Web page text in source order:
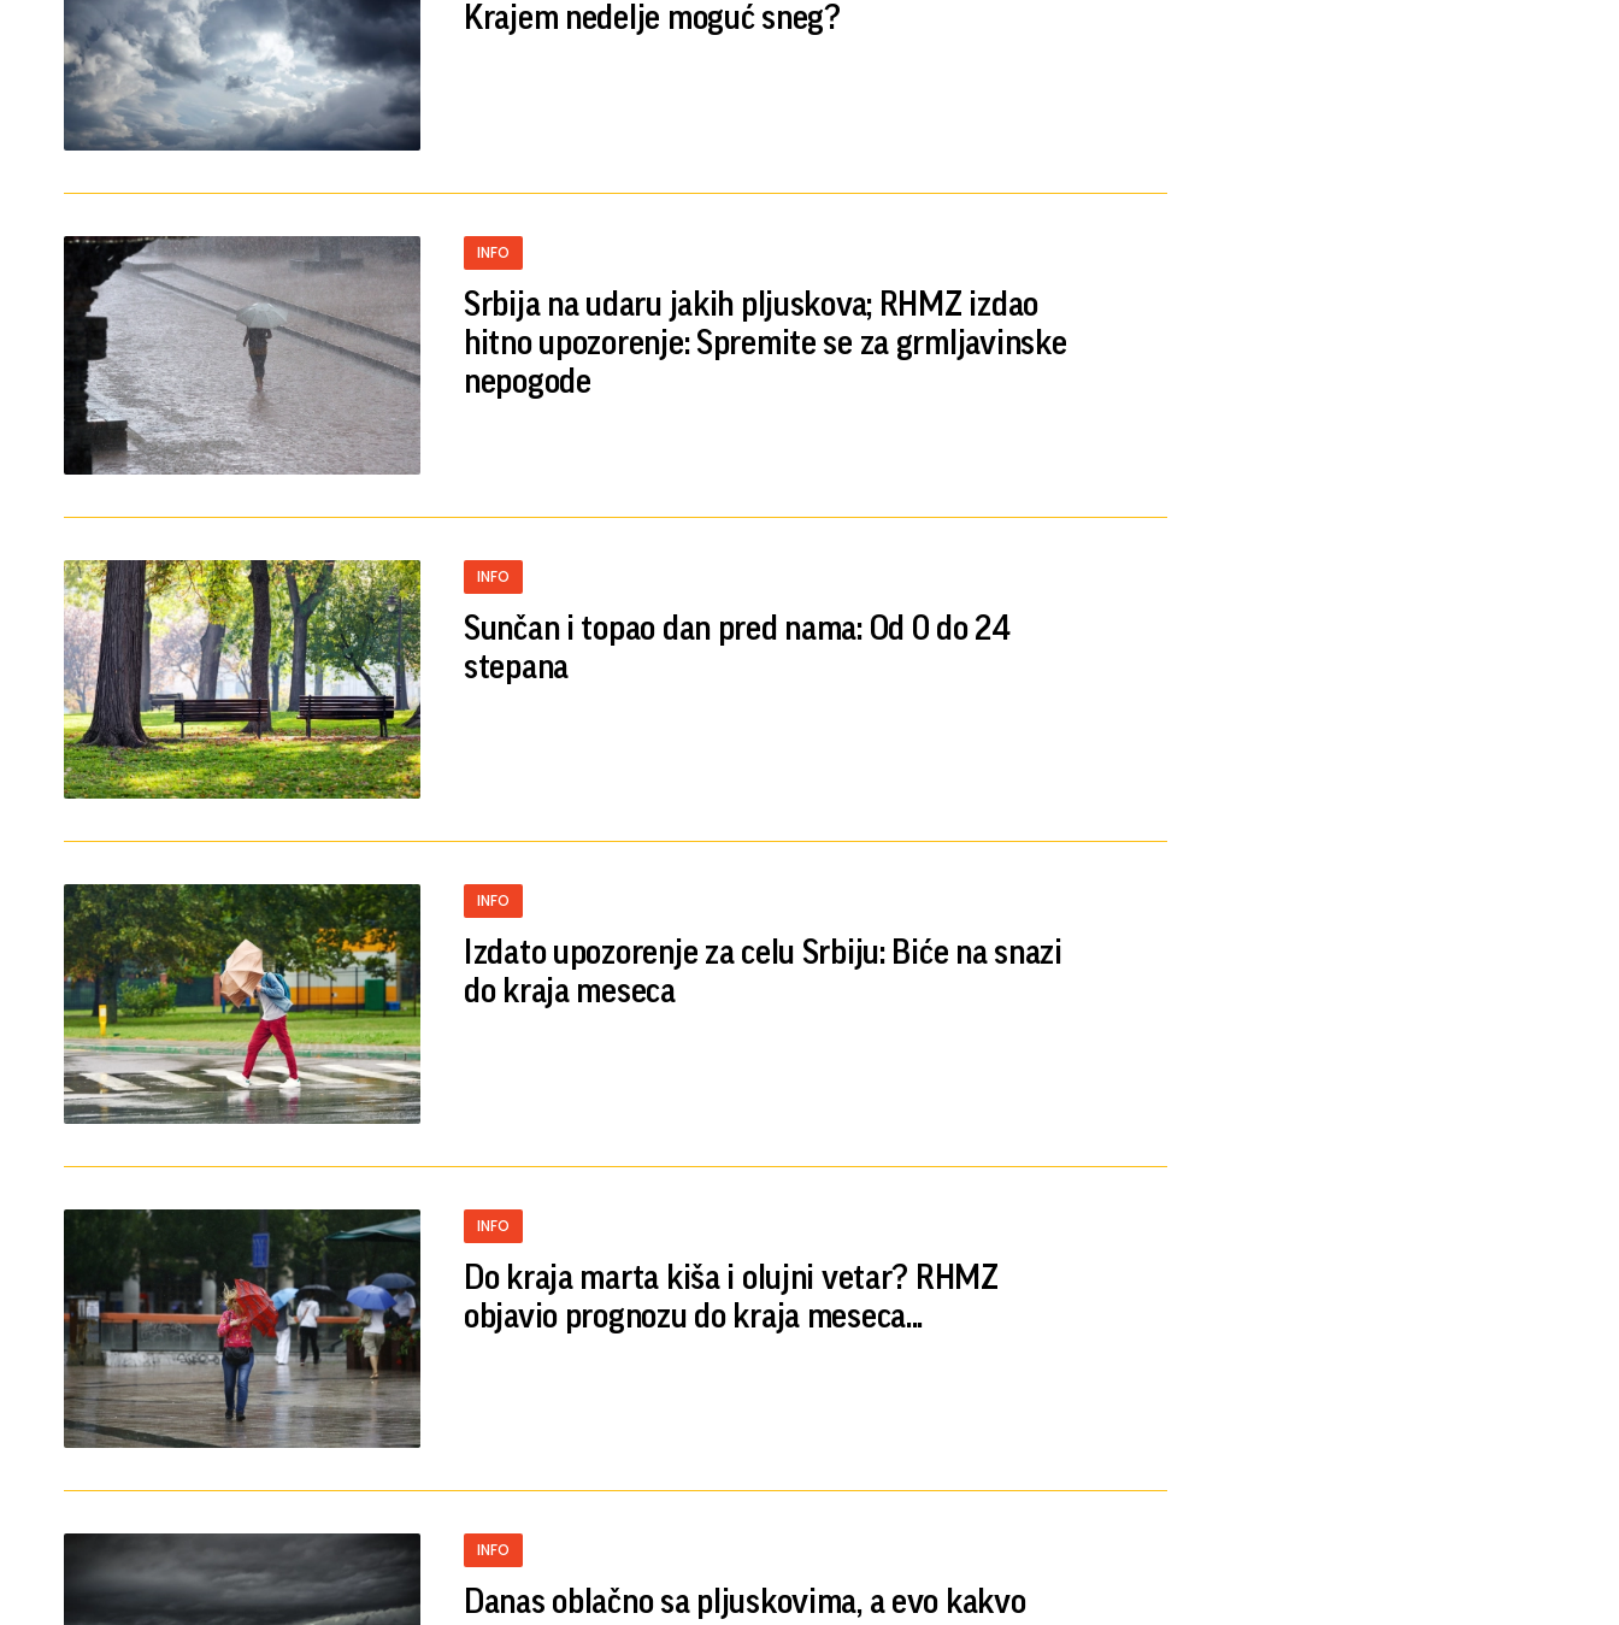
Krajem nedelje moguć sneg?
INFO
Srbija na udaru jakih pljuskova; RHMZ izdao
hitno upozorenje: Spremite se za grmljavinske
nepogode
INFO
Sunčan i topao dan pred nama: Od 0 do 24
stepana
INFO
Izdato upozorenje za celu Srbiju: Biće na snazi
do kraja meseca
INFO
Do kraja marta kiša i olujni vetar? RHMZ
objavio prognozu do kraja meseca...
INFO
Danas oblačno sa pljuskovima, a evo kakvo